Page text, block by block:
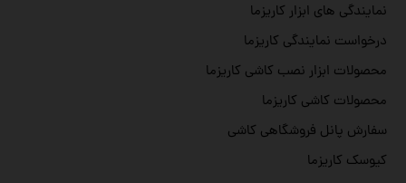
نمایندگی های ابزار کاریزما
درخواست نمایندگی کاریزما
محصولات ابزار نصب کاشی کاریزما
محصولات کاشی کاریزما
سفارش پانل فروشگاهی کاشی
کیوسک کاریزما